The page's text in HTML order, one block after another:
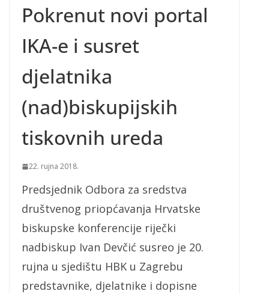
Pokrenut novi portal
IKA-e i susret
djelatnika
(nad)biskupijskih
tiskovnih ureda
22. rujna 2018.
Predsjednik Odbora za sredstva
društvenog priopćavanja Hrvatske
biskupske konferencije riječki
nadbiskup Ivan Devčić susreo je 20.
rujna u sjedištu HBK u Zagrebu
predstavnike, djelatnike i dopisne